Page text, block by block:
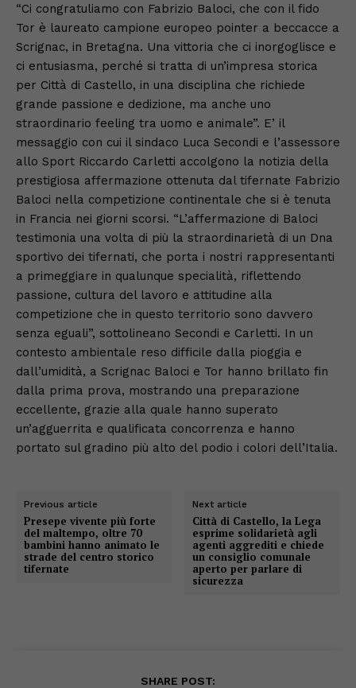
“Ci congratuliamo con Fabrizio Baloci, che con il fido
Tor è laureato campione europeo pointer a beccacce a
Scrignac, in Bretagna. Una vittoria che ci inorgoglisce e
ci entusiasma, perché si tratta di un’impresa storica
per Città di Castello, in una disciplina che richiede
grande passione e dedizione, ma anche uno
straordinario feeling tra uomo e animale”. E’ il
messaggio con cui il sindaco Luca Secondi e l’assessore
allo Sport Riccardo Carletti accolgono la notizia della
prestigiosa affermazione ottenuta dal tifernate Fabrizio
Baloci nella competizione continentale che si è tenuta
in Francia nei giorni scorsi. “L’affermazione di Baloci
testimonia una volta di più la straordinarietà di un Dna
sportivo dei tifernati, che porta i nostri rappresentanti
a primeggiare in qualunque specialità, riflettendo
passione, cultura del lavoro e attitudine alla
competizione che in questo territorio sono davvero
senza eguali”, sottolineano Secondi e Carletti. In un
contesto ambientale reso difficile dalla pioggia e
dall’umidità, a Scrignac Baloci e Tor hanno brillato fin
dalla prima prova, mostrando una preparazione
eccellente, grazie alla quale hanno superato
un’agguerrita e qualificata concorrenza e hanno
portato sul gradino più alto del podio i colori dell’Italia.
Previous article
Presepe vivente più forte
del maltempo, oltre 70
bambini hanno animato le
strade del centro storico
tifernate
Next article
Città di Castello, la Lega
esprime solidarietà agli
agenti aggrediti e chiede
un consiglio comunale
aperto per parlare di
sicurezza
SHARE POST: